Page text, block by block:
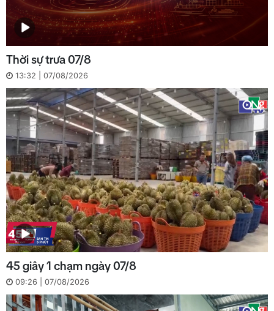
Thời sự trưa 07/8
13:32 | 07/08/2026
45 giây 1 chạm ngày 07/8
09:26 | 07/08/2026